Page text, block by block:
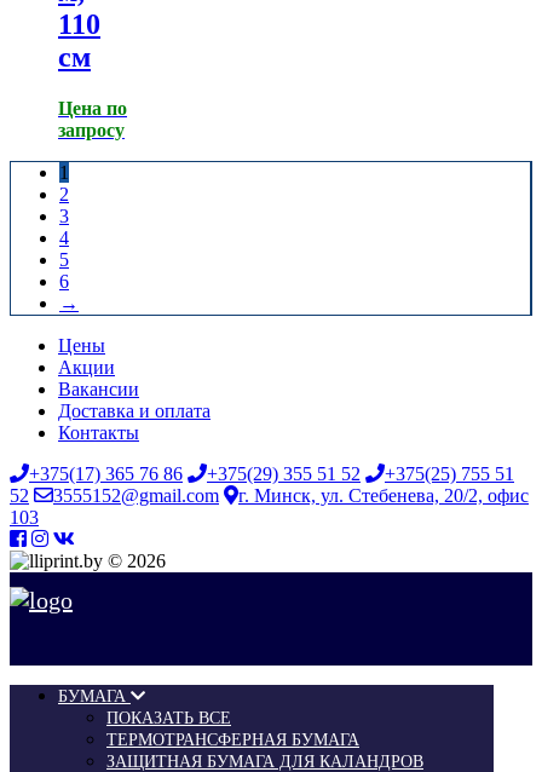
110
см
Цена по
запросу
1
2
3
4
5
6
→
Цены
Акции
Вакансии
Доставка и оплата
Контакты
+375(17) 365 76 86
+375(29) 355 51 52
+375(25) 755 51
52
3555152@gmail.com
г. Минск, ул. Стебенева, 20/2, офис
103
© 2026
БУМАГА
ПОКАЗАТЬ ВСЕ
ТЕРМОТРАНСФЕРНАЯ БУМАГА
ЗАЩИТНАЯ БУМАГА ДЛЯ КАЛАНДРОВ